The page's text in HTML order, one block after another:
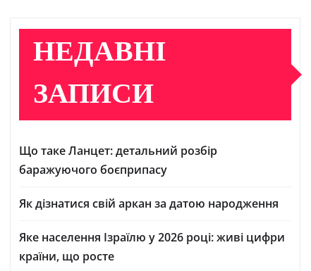
НЕДАВНІ
ЗАПИСИ
Що таке Ланцет: детальний розбір
баражуючого боєприпасу
Як дізнатися свій аркан за датою народження
Яке населення Ізраїлю у 2026 році: живі цифри
країни, що росте